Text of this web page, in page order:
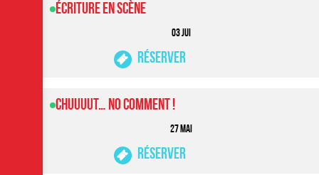
03 JUI
Écriture en scène
Réserver
27 MAI
Chuuuut… No Comment !
Réserver